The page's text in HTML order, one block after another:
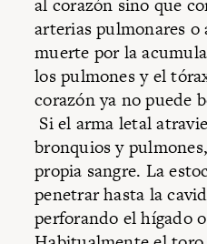
arterias pulmonares o
muerte por la
los pulmones y el
corazón ya no puede
Si el arma letal
bronquios y
propia sangre. La
penetrar hasta la
perforando el hígado